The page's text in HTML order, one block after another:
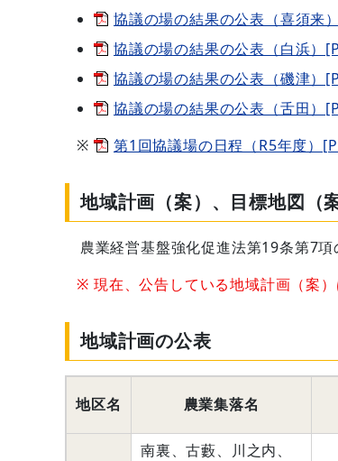
協議の場の結果の公表（喜須来
協議の場の結果の公表（白浜）
協議の場の結果の公表（磯津）
協議の場の結果の公表（舌田）
第1回協議場の日程（R5年度）
地域計画（案）、目標地図（
農業経営基盤強化促進法第19条第7項
現在、公告している地域計画（案）
地域計画の公表
地区名 農業集落名
南裏、古藪、川之内、